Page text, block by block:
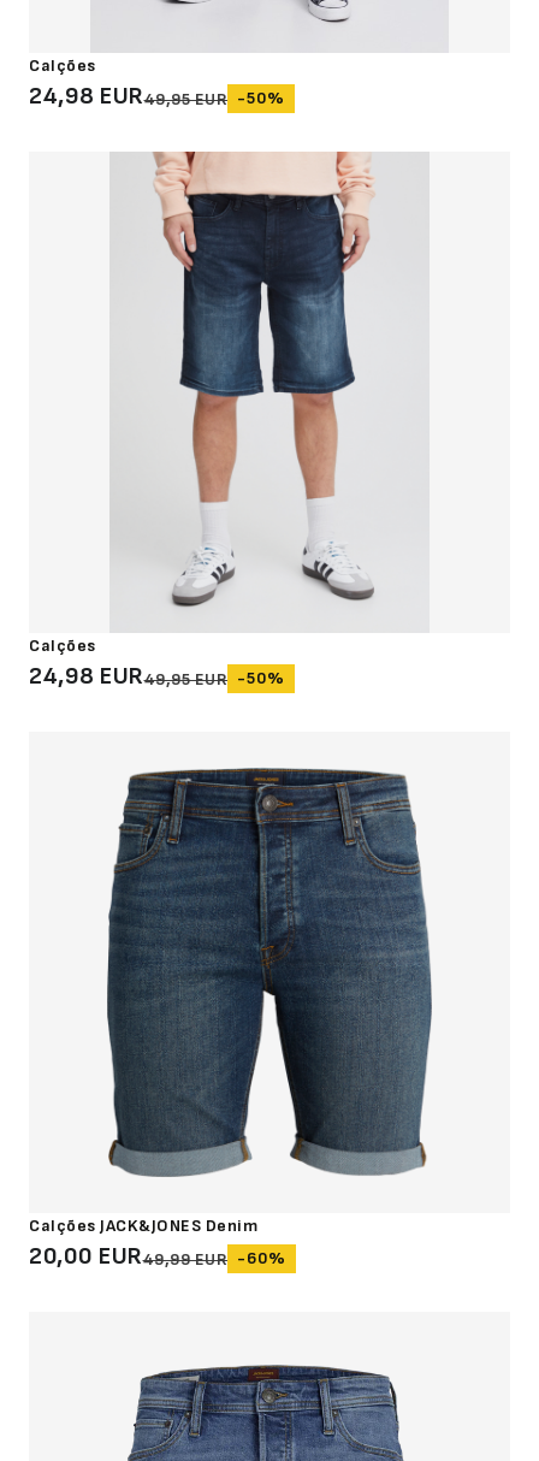
Calções
24,98 EUR49,95 EUR -50%
Calções
24,98 EUR49,95 EUR -50%
Calções JACK&JONES Denim
20,00 EUR49,99 EUR -60%